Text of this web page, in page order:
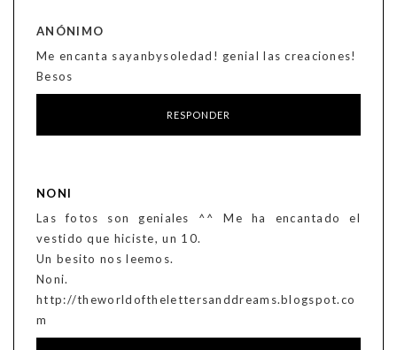
ANÓNIMO
Me encanta sayanbysoledad! genial las creaciones!
Besos
RESPONDER
NONI
Las fotos son geniales ^^ Me ha encantado el
vestido que hiciste, un 10.
Un besito nos leemos.
Noni.
http://theworldofthelettersanddreams.blogspot.co
m